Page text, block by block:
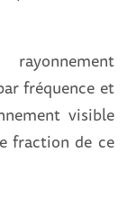
fréquence et
visible
fraction de ce